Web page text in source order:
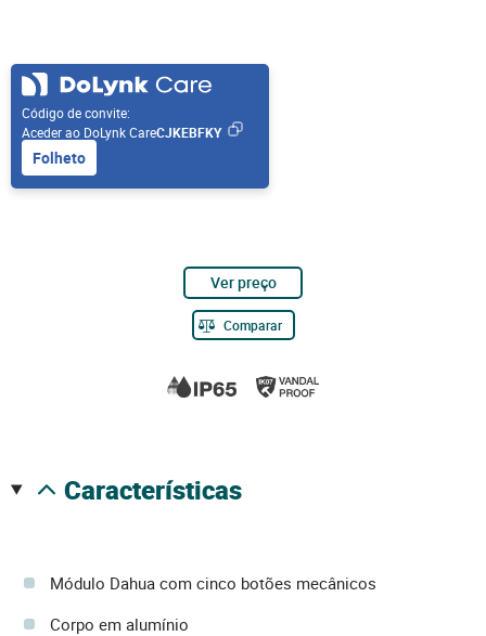
Código de convite:
Aceder ao DoLynk CareCJKEBFKY
Folheto
Ver preço
Comparar
características
Módulo Dahua com cinco botões mecânicos
Corpo em alumínio